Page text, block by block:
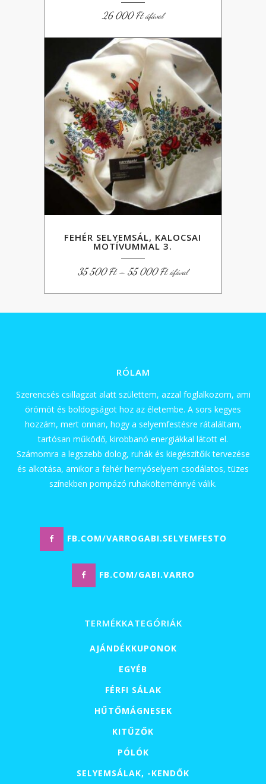
26 000Ft áfával
FEHÉR SELYEMSÁL, KALOCSAI
MOTÍVUMMAL 3.
35 500Ft – 55 000FtÁrtartomány:
35
000 Ft
áfával
RÓLAM
Szerencsés csillagzat alatt születtem, azzal foglalkozom, ami
örömöt és boldogságot hoz az életembe. A sors kegyes
hozzám, mert onnan, hogy a selyemfestésre rátaláltam,
tartósan működő, kirobbanó energiákkal látott el.
Számomra a legszebb dolog, ruhák és kiegészítőik tervezése
és alkotása, amikor a fehér hernyóselyem csodálatos, tüzes
színekben pompázó ruhakölteménnyé válik.
FB.COM/VARROGABI.SELYEMFESTO
FB.COM/GABI.VARRO
TERMÉKKATEGÓRIÁK
AJÁNDÉKKUPONOK
EGYÉB
FÉRFI SÁLAK
HŰTŐMÁGNESEK
KITŰZŐK
PÓLÓK
SELYEMSÁLAK, -KENDŐK